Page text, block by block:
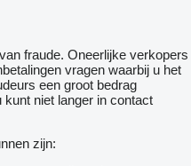
fraude. Oneerlijke verkopers
vragen waarbij u het
een groot bedrag
niet langer in contact
zijn: